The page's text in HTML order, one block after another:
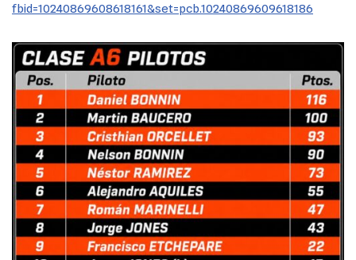
fbid=10240869608618161&set=pcb.10240869609618186